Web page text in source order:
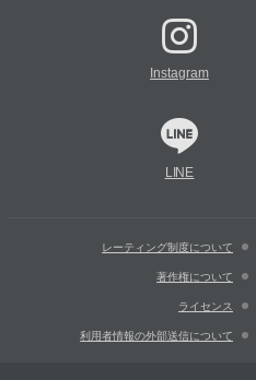
Instagram
LINE
レーティング制度について
著作権について
ライセンス
利用者情報の外部送信について